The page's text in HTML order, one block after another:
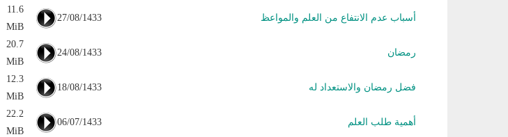
أسباب عدم الانتفاع من العلم والمواعظ 27/08/1433
11.6
MiB
رمضان 24/08/1433
20.7
MiB
فضل رمضان والاستعداد له 18/08/1433
12.3
MiB
أهمية طلب العلم 06/07/1433
22.2
MiB